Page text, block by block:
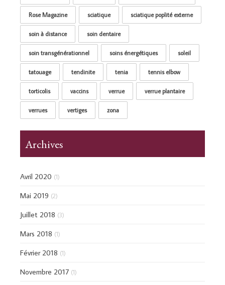
Rose Magazine sciatique sciatique poplité externe
soin à distance soin dentaire
soin transgénérationnel soins énergétiques soleil
tatouage tendinite tenia tennis elbow
torticolis vaccins verrue verrue plantaire
verrues vertiges zona
Archives
Avril 2020 (1)
Mai 2019 (2)
Juillet 2018 (3)
Mars 2018 (1)
Février 2018 (1)
Novembre 2017 (1)